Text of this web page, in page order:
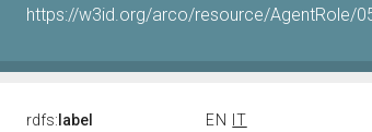
https://w3id.org/arco/resource/AgentRole/
rdfs: label EN
IT